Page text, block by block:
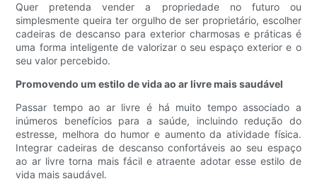
Quer pretenda vender a propriedade no futuro ou
simplesmente queira ter orgulho de ser proprietário, escolher
cadeiras de descanso para exterior charmosas e práticas é
uma forma inteligente de valorizar o seu espaço exterior e o
seu valor percebido.
Promovendo um estilo de vida ao ar livre mais saudável
Passar tempo ao ar livre é há muito tempo associado a
inúmeros benefícios para a saúde, incluindo redução do
estresse, melhora do humor e aumento da atividade física.
Integrar cadeiras de descanso confortáveis ​​ao seu espaço
ao ar livre torna mais fácil e atraente adotar esse estilo de
vida mais saudável.